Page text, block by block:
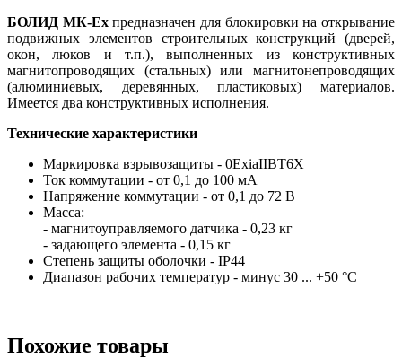
БОЛИД МК-Ехпредназначен для блокировки на открывание
подвижных элементов строительных конструкций (дверей,
окон, люков и т.п.), выполненных из конструктивных
магнитопроводящих (стальных) или магнитонепроводящих
(алюминиевых, деревянных, пластиковых) материалов.
Имеется два конструктивных исполнения.
Технические характеристики
Маркировка взрывозащиты - 0ExiaIIВT6X
Ток коммутации - от 0,1 до 100 мА
Напряжение коммутации - от 0,1 до 72 В
Масса:
- магнитоуправляемого датчика - 0,23 кг
- задающего элемента - 0,15 кг
Степень защиты оболочки - IP44
Диапазон рабочих температур - минус 30 ... +50 °С
Похожие товары